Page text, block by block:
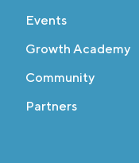
Events
Growth Academy
Community
Partners